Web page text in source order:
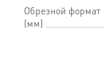
Обрезной формат
(мм)